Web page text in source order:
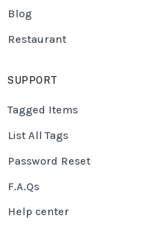
Blog
Restaurant
SUPPORT
Tagged Items
List All Tags
Password Reset
F.A.Qs
Help center